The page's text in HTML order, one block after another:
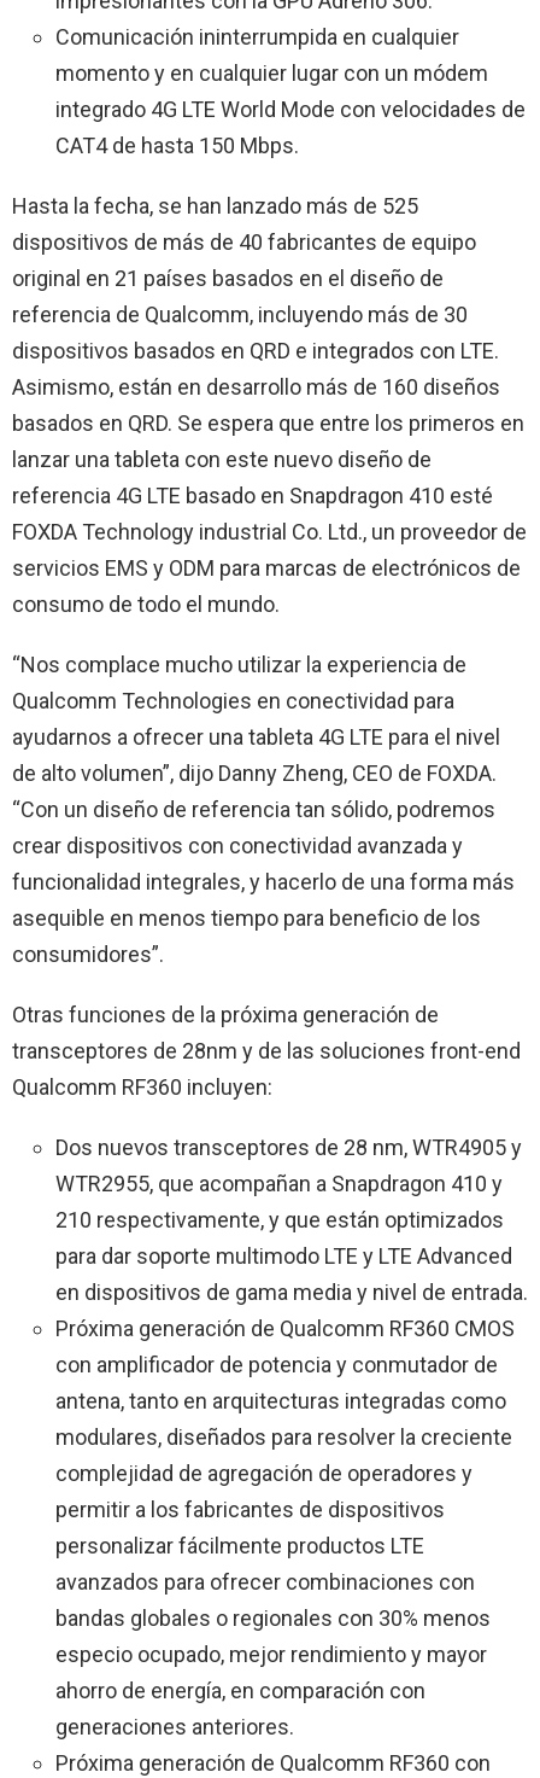
Comunicación ininterrumpida en cualquier
momento y en cualquier lugar con un módem
integrado 4G LTE World Mode con velocidades de
CAT4 de hasta 150 Mbps.
Hasta la fecha, se han lanzado más de 525
dispositivos de más de 40 fabricantes de equipo
original en 21 países basados en el diseño de
referencia de Qualcomm, incluyendo más de 30
dispositivos basados en QRD e integrados con LTE.
Asimismo, están en desarrollo más de 160 diseños
basados en QRD. Se espera que entre los primeros en
lanzar una tableta con este nuevo diseño de
referencia 4G LTE basado en Snapdragon 410 esté
FOXDA Technology industrial Co. Ltd., un proveedor de
servicios EMS y ODM para marcas de electrónicos de
consumo de todo el mundo.
“Nos complace mucho utilizar la experiencia de
Qualcomm Technologies en conectividad para
ayudarnos a ofrecer una tableta 4G LTE para el nivel
de alto volumen”, dijo Danny Zheng, CEO de FOXDA.
“Con un diseño de referencia tan sólido, podremos
crear dispositivos con conectividad avanzada y
funcionalidad integrales, y hacerlo de una forma más
asequible en menos tiempo para beneficio de los
consumidores”.
Otras funciones de la próxima generación de
transceptores de 28nm y de las soluciones front-end
Qualcomm RF360 incluyen:
Dos nuevos transceptores de 28 nm, WTR4905 y
WTR2955, que acompañan a Snapdragon 410 y
210 respectivamente, y que están optimizados
para dar soporte multimodo LTE y LTE Advanced
en dispositivos de gama media y nivel de entrada.
Próxima generación de Qualcomm RF360 CMOS
con amplificador de potencia y conmutador de
antena, tanto en arquitecturas integradas como
modulares, diseñados para resolver la creciente
complejidad de agregación de operadores y
permitir a los fabricantes de dispositivos
personalizar fácilmente productos LTE
avanzados para ofrecer combinaciones con
bandas globales o regionales con 30% menos
especio ocupado, mejor rendimiento y mayor
ahorro de energía, en comparación con
generaciones anteriores.
Próxima generación de Qualcomm RF360 con